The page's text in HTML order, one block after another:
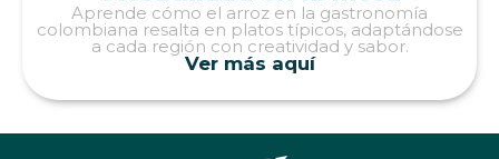
Aprende cómo el arroz en la gastronomía
colombiana resalta en platos típicos, adaptándose
a cada región con creatividad y sabor.
Ver más aquí